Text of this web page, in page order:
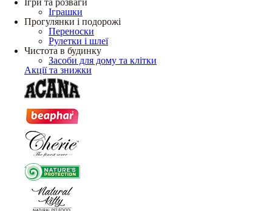
Ігри та розваги
Іграшки
Прогулянки і подорожі
Переноски
Рулетки і шлеї
Чистота в будинку
Засоби для дому та клітки
Акції та знижки